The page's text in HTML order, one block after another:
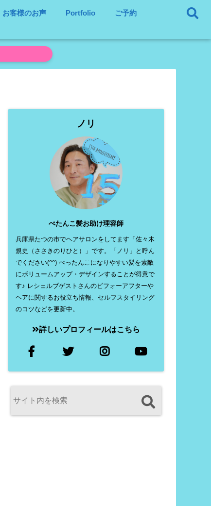
お客様のお声 Portfolio ご予約
ノリ
ぺたんこ髪お助け理容師
兵庫県たつの市でヘアサロンをしてます「佐々木
規史（ささきのりひと）」です。「ノリ」と呼ん
でください(^^) ぺったんこになりやすい髪を素敵
にボリュームアップ・デザインすることが得意で
す♪ レシェルブゲストさんのビフォーアフターや
ヘアに関するお役立ち情報、セルフスタイリング
のコツなどを更新中。
詳しいプロフィールはこちら